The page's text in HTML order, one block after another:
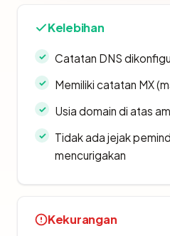
Kelebihan
Catatan DNS
Memiliki catatan MX
Usia domain di atas
Tidak ada jejak
mencurigakan
Kekurangan